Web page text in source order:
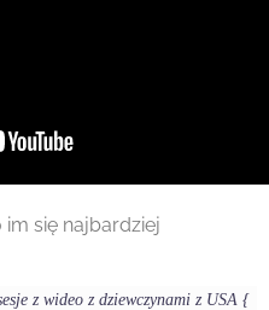
się najbardziej
z wideo z dziewczynami z USA {